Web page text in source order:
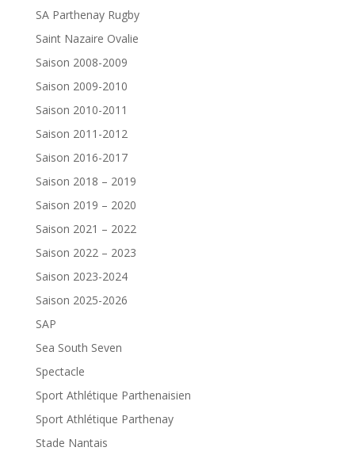
SA Parthenay Rugby
Saint Nazaire Ovalie
Saison 2008-2009
Saison 2009-2010
Saison 2010-2011
Saison 2011-2012
Saison 2016-2017
Saison 2018 – 2019
Saison 2019 – 2020
Saison 2021 – 2022
Saison 2022 – 2023
Saison 2023-2024
Saison 2025-2026
SAP
Sea South Seven
Spectacle
Sport Athlétique Parthenaisien
Sport Athlétique Parthenay
Stade Nantais